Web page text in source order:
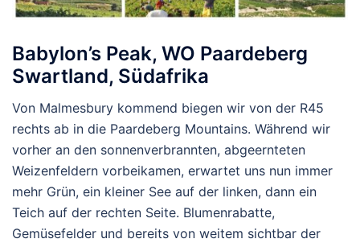
Babylon’s Peak, WO Paardeberg
Swartland, Südafrika
Von Malmesbury kommend biegen wir von der R45
rechts ab in die Paardeberg Mountains. Während wir
vorher an den sonnenverbrannten, abgeernteten
Weizenfeldern vorbeikamen, erwartet uns nun immer
mehr Grün, ein kleiner See auf der linken, dann ein
Teich auf der rechten Seite. Blumenrabatte,
Gemüsefelder und bereits von weitem sichtbar der